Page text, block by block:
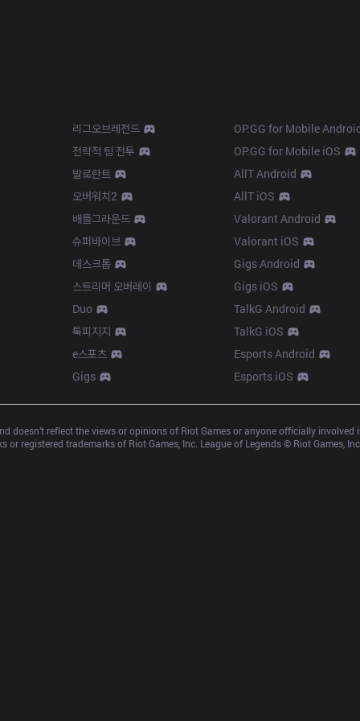
리그오브레전드
전략적 팀 전투
발로란트
오버워치2
배틀그라운드
슈퍼바이브
데스크톱
스트리머 오버레이
Duo
톡피지지
e스포츠
Gigs
OP.GG for Mobile
OP.GG for Mobile iOS
AllT Android
AllT iOS
Valorant Android
Valorant iOS
Gigs Android
Gigs iOS
TalkG Android
TalkG iOS
Esports Android
Esports iOS
doesn’t reflect the views or opinions of Riot Games or anyone officially
or registered trademarks of Riot Games, Inc. League of Legends © Riot Games,